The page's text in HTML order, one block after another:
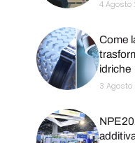
4 Agosto
Come
idriche
3